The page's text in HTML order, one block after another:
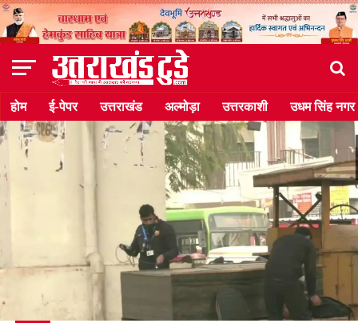
होम ई-पेपर उत्तराखंड अल्मोड़ा उत्तरकाशी उधम सिंह नगर